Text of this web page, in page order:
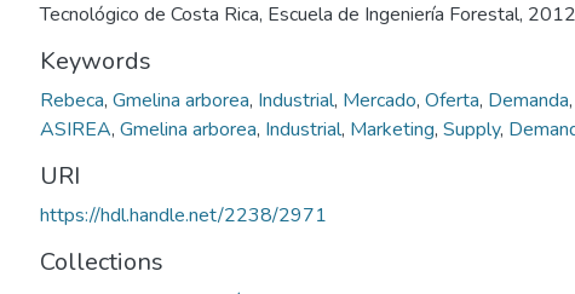
Tecnológico de Costa Rica, Escuela de Ingeniería Forestal, 2012
Keywords
Rebeca, Gmelina arborea, Industrial, Mercado, Oferta, Demanda,
ASIREA, Gmelina arborea, Industrial, Marketing, Supply,
URI
https://hdl.handle.net/2238/2971
Collections